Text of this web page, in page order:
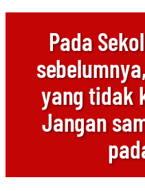
Pada
yang tidak
Jangan